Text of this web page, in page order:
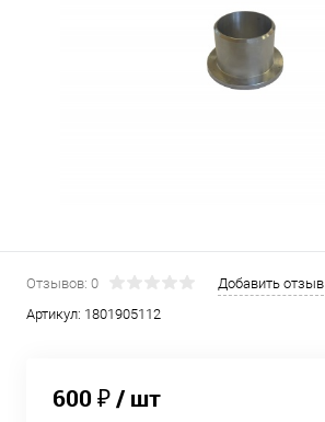
Отзывов: 0
Добавить отзыв
Артикул: 1801905112
600 ₽/ шт